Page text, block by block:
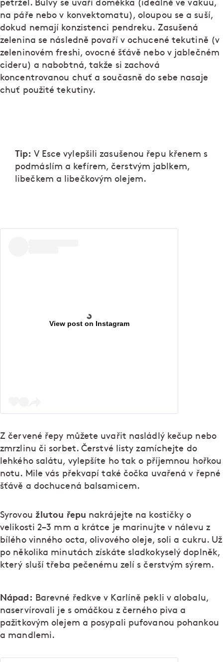
petržel. Bulvy se uvaří doměkka (ideálně ve vakuu,
na páře nebo v konvektomatu), oloupou se a suší,
dokud nemají konzistenci pendreku. Zasušená
zelenina se následně povaří v ochucené tekutině (v
zeleninovém freshi, ovocné šťávě nebo v jablečném
cideru) a nabobtná, takže si zachová
koncentrovanou chuť a současně do sebe nasaje
chuť použité tekutiny.
Tip: V Esce vylepšili zasušenou řepu křenem s
podmáslím a kefírem, čerstvým jablkem,
libečkem a libečkovým olejem.
View post on Instagram
Z červené řepy můžete uvařit nasládlý kečup nebo
zmrzlinu či sorbet. Čerstvé listy zamíchejte do
lehkého salátu, vylepšíte ho tak o příjemnou hořkou
notu. Mile vás překvapí také čočka uvařená v řepné
šťávě a dochucená balsamicem.
Syrovou žlutou řepu nakrájejte na kostičky o
velikosti 2–3 mm a krátce je marinujte v nálevu z
bílého vinného octa, olivového oleje, soli a cukru. Už
po několika minutách získáte sladkokyselý doplněk,
který sluší třeba pečenému zelí s čerstvým sýrem.
Nápad: Barevné ředkve v Karlíně pekli v alobalu,
naservírovali je s omáčkou z černého piva a
pažitkovým olejem a posypali pufovanou pohankou
a mandlemi.